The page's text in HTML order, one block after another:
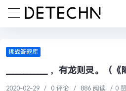
挑战答题库
____________ ，有龙则灵。（
2020-02-29 / 0 评论 / 886 阅读 / 0 赞